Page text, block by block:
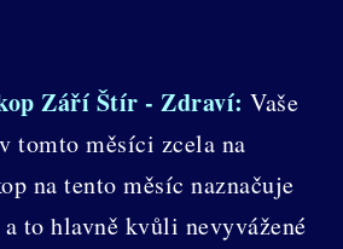
Září Štír - Zdraví:Vaše
tomto měsíci zcela na
na tento měsíc naznačuje
to hlavně kvůli nevyvážené